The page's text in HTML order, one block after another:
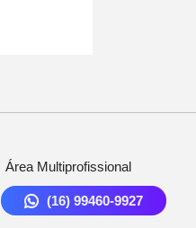
Área Multiprofissional
(16) 99460-9927